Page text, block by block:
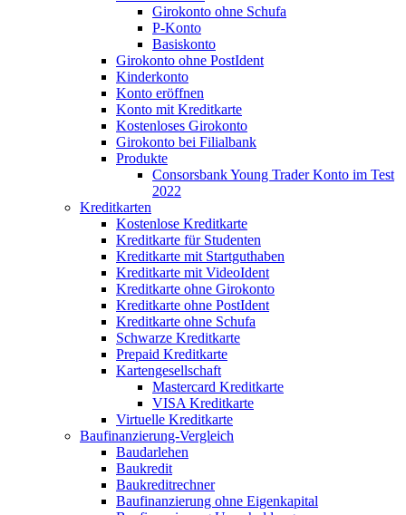
Girokonto ohne Schufa
P-Konto
Basiskonto
Girokonto ohne PostIdent
Kinderkonto
Konto eröffnen
Konto mit Kreditkarte
Kostenloses Girokonto
Girokonto bei Filialbank
Produkte
Consorsbank Young Trader Konto im Test
2022
Kreditkarten
Kostenlose Kreditkarte
Kreditkarte für Studenten
Kreditkarte mit Startguthaben
Kreditkarte mit VideoIdent
Kreditkarte ohne Girokonto
Kreditkarte ohne PostIdent
Kreditkarte ohne Schufa
Schwarze Kreditkarte
Prepaid Kreditkarte
Kartengesellschaft
Mastercard Kreditkarte
VISA Kreditkarte
Virtuelle Kreditkarte
Baufinanzierung-Vergleich
Baudarlehen
Baukredit
Baukreditrechner
Baufinanzierung ohne Eigenkapital